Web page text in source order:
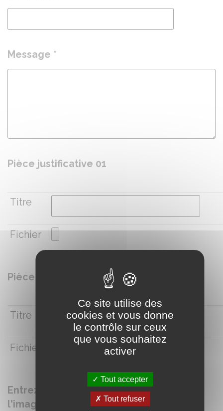
Message *
Pièce justificative 01
Titre
Fichier
Pièce justificative 02
Titre
Fichier
Entrez le mot tel qu'il apparaît dans
l'image ci-dessous
Ce site utilise des
cookies et vous donne
le contrôle sur ceux
que vous souhaitez
activer
Tout accepter
Tout refuser